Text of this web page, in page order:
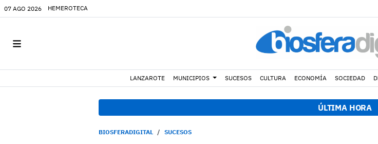
07 AGO 2026 HEMEROTECA
LANZAROTE MUNICIPIOS SUCESOS CULTURA ECONOMÍA SOCIEDAD
ÚLTIMA HORA
BIOSFERADIGITAL SUCESOS